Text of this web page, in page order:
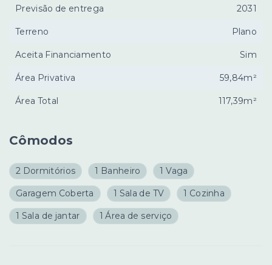
Cômodos
2 Dormitórios 1 Banheiro 1 Vaga
Garagem Coberta 1 Sala de TV 1 Cozinha
1 Sala de jantar 1 Área de serviço
Previsão de entrega 2031
Terreno Plano
Aceita Financiamento Sim
Área Privativa 59,84m²
Área Total 117,39m²